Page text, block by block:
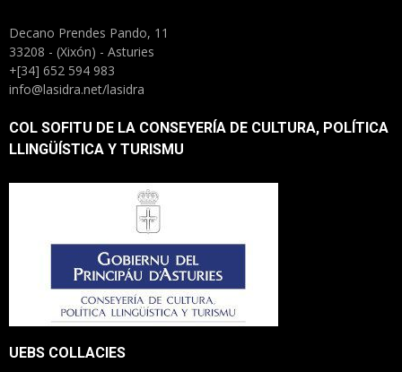
Decano Prendes Pando, 11
33208 - (Xixón) - Asturies
+[34] 652 594 983
info@lasidra.net/lasidra
COL SOFITU DE LA CONSEYERÍA DE CULTURA, POLÍTICA
LLINGÜÍSTICA Y TURISMU
UEBS COLLACIES